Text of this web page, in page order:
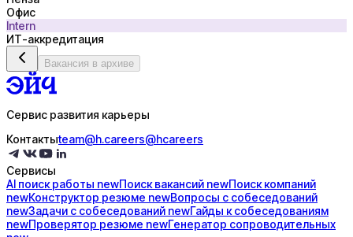
Офис
Intern
ИТ-аккредитация
Вакансия в архиве
Сервис развития карьеры
Контактыteam@h.careers@hcareers
Сервисы
AI поискработы newПоисквакансий newПоисккомпаний
newКонструктор резюме newВопросы с собеседований
newЗадачи с собеседований newГайды ксобеседованиям
newПроверятор резюме newГенератор сопроводительных